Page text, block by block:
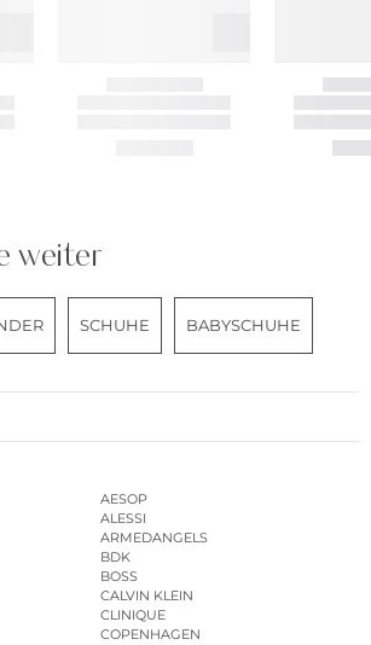
weiter
SCHUHE BABYSCHUHE
AESOP
ALESSI
ARMEDANGELS
BDK
BOSS
CALVIN KLEIN
CLINIQUE
COPENHAGEN